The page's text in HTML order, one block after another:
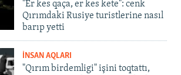
"Er kes qaça, er kes kete": cenk
Qırımdaki Rusiye turistlerine nasıl
barıp yetti
İNSAN AQLARI
"Qırım birdemligi" işini toqtattı,